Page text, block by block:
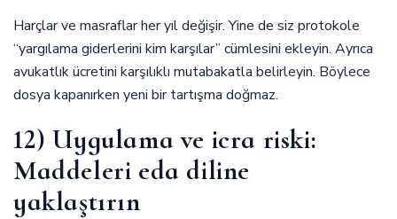
Harçlar ve masraflar her yıl değişir. Yine de siz protokole
“yargılama giderlerini kim karşılar” cümlesini ekleyin. Ayrıca
avukatlık ücretini karşılıklı mutabakatla belirleyin. Böylece
dosya kapanırken yeni bir tartışma doğmaz.
12) Uygulama ve icra riski:
Maddeleri eda diline
yaklaştırın